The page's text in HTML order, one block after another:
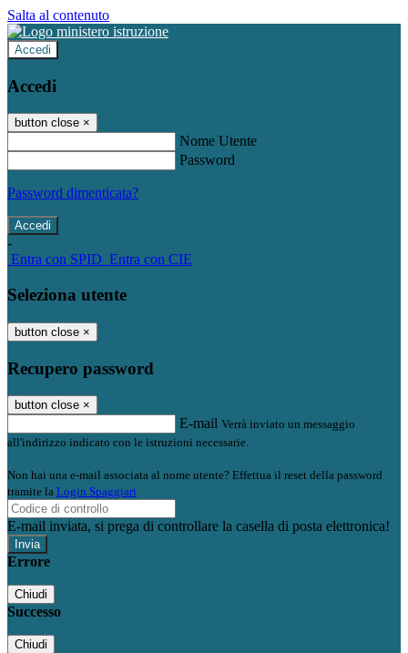
Salta al contenuto
Accedi
Accedi
button close ×
Nome Utente
Password
Password dimenticata?
-
Entra con SPID Entra con CIE
Seleziona utente
button close ×
Recupero password
button close ×
E-mail Verrà inviato un messaggio
all'indirizzo indicato con le istruzioni necessarie.
Non hai una e-mail associata al nome utente? Effettua il reset della password
tramite la Login Spaggiari
E-mail inviata, si prega di controllare la casella di posta elettronica!
Errore
Chiudi
Successo
Chiudi